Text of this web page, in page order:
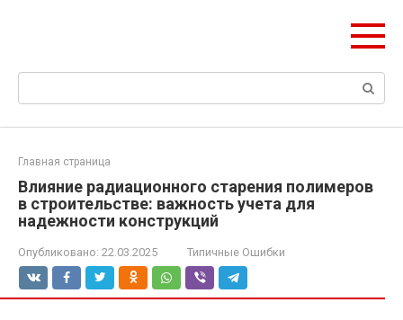
Поиск:
Главная страница
Влияние радиационного старения полимеров
в строительстве: важность учета для
надежности конструкций
Опубликовано: 22.03.2025 Типичные Ошибки